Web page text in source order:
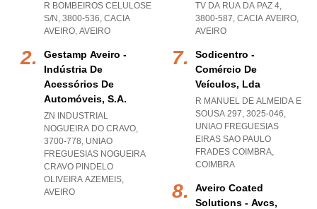
R BOMBEIROS CELULOSE
S/N, 3800-536, CACIA
AVEIRO, AVEIRO
Gestamp Aveiro -
Indústria De
Acessórios De
Automóveis, S.a.
ZN INDUSTRIAL
NOGUEIRA DO CRAVO,
3700-778, UNIAO
FREGUESIAS NOGUEIRA
CRAVO PINDELO
OLIVEIRA AZEMEIS,
AVEIRO
TV DA RUA DA PAZ 4,
3800-587, CACIA AVEIRO,
AVEIRO
Sodicentro -
Comércio De
Veículos, Lda
R MANUEL DE ALMEIDA E
SOUSA 297, 3025-046,
UNIAO FREGUESIAS
EIRAS SAO PAULO
FRADES COIMBRA,
COIMBRA
Aveiro Coated
Solutions - Avcs,